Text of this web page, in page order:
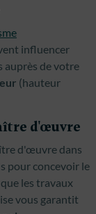
influencer
auprès de votre
(hauteur
d'œuvre
d'œuvre dans
pour concevoir le
les travaux
vous garantit